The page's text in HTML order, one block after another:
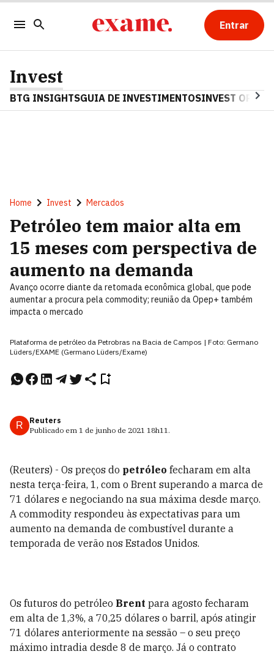
Entrar
Invest
BTG INSIGHTSGUIA DE INVESTIMENTOSINVEST OPINA
Home Invest Mercados
Petróleo tem maior alta em
15 meses com perspectiva de
aumento na demanda
Avanço ocorre diante da retomada econômica global, que pode
aumentar a procura pela commodity; reunião da Opep+ também
impacta o mercado
Plataforma de petróleo da Petrobras na Bacia de Campos | Foto: Germano
Lüders/EXAME (Germano Lüders/Exame)
R
Reuters
Publicado em 1 de junho de 2021 18h11.
(Reuters) - Os preços do petróleo fecharam em alta
nesta terça-feira, 1, com o Brent superando a marca de
71 dólares e negociando na sua máxima desde março.
A commodity respondeu às expectativas para um
aumento na demanda de combustível durante a
temporada de verão nos Estados Unidos.
Os futuros do petróleo Brent para agosto fecharam
em alta de 1,3%, a 70,25 dólares o barril, após atingir
71 dólares anteriormente na sessão – o seu preço
máximo intradia desde 8 de março. Já o contrato